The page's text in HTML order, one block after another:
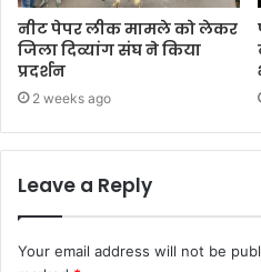
नीट पेपर लीक मामले को लेकर
जिला दिव्यांग संघ ने किया
प्रदर्शन
2 weeks ago
Leave a Reply
Your email address will not be